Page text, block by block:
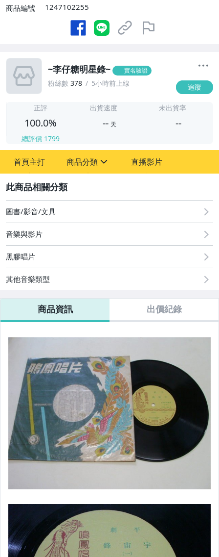
商品編號
1247102255
~李仔糖明星錄~ 實名驗證
粉絲數 378 5小時前上線 追蹤
正評
100.0%
總評價 1799
出貨速度
-- 天
未出貨率
--
首頁主打 商品分類
圖書/影音/文具
古董、藝術與礦石
偶像、球員卡與郵幣
電玩遊戲與主機
直播影片
圖書/影音/文具
音樂與影片
黑膠唱片
其他音樂類型
商品資訊 出價紀錄